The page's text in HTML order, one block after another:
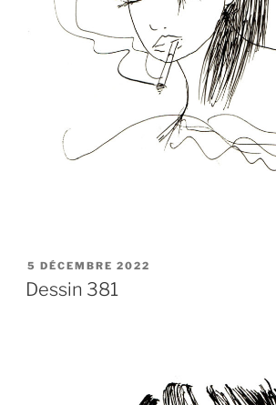
PUBLIÉ
LE
5 DÉCEMBRE 2022
Dessin 381